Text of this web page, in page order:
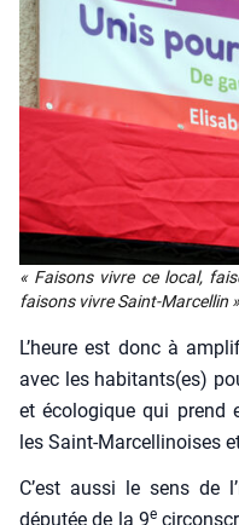
« Fai­sons vivre ce local,
fai­sons vivre Saint-Mar­cel­lin »
L’heure est donc à
avec les habitants(es)
et éco­lo­gique qui prend
les Saint-Mar­cel­li­noises
C’est aus­si le sens de
dépu­tée de la 9e